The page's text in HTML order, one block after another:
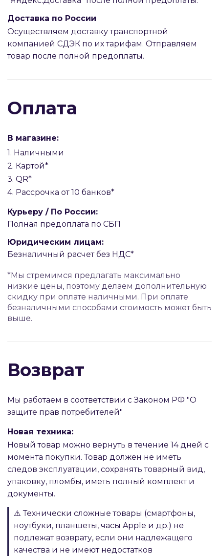
Доставка по России
Осуществляем доставку транспортной
компанией СДЭК по их тарифам. Отправляем
товар после полной предоплаты.
Оплата
В магазине:
1. Наличными
2. Картой*
3. QR*
4. Рассрочка от 10 банков*
Курьеру / По России:
Полная предоплата по СБП
Юридическим лицам:
Безналичный расчет без НДС*
*Мы стремимся предлагать максимально
низкие цены, поэтому делаем дополнительную
скидку при оплате наличными. При оплате
безналичными способами стоимость может быть
выше.
Возврат
Мы работаем в соответствии с Законом РФ "О
защите прав потребителей"
Новая техника:
Новый товар можно вернуть в течение 14 дней с
момента покупки. Товар должен не иметь
следов эксплуатации, сохранять товарный вид,
упаковку, пломбы, иметь полный комплект и
документы.
⚠️ Технически сложные товары (смартфоны,
ноутбуки, планшеты, часы Apple и др.) не
подлежат возврату, если они надлежащего
качества и не имеют недостатков